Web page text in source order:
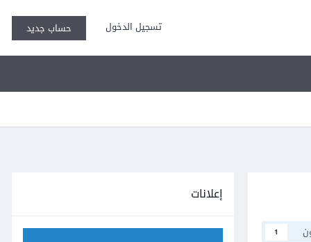
تسجيل الدخول حساب جديد
1
إعلانات